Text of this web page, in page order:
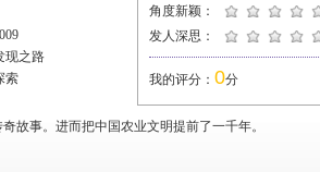
之路
索
故事。进而把中国农业文明提前了一千年。
角度新颖：
发人深思：
我的评分： 0分